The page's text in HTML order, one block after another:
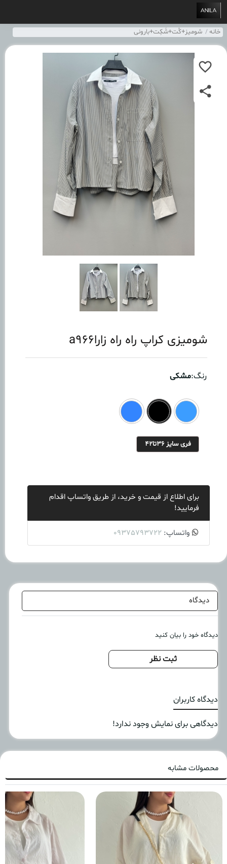
خانه شومیز+کُت+شَکِت+بارونی
شومیزی کراپ راه راه زاراa966
رنگ:مشکی
فری سایز ۳۶تا۴۲
برای اطلاع از قیمت و خرید، از طریق واتساپ اقدام
فرمایید!
واتساپ: 09375793722
دیدگاه
دیدگاه خود را بیان کنید
ثبت نظر
دیدگاه کاربران
دیدگاهی برای نمایش وجود ندارد!
محصولات مشابه